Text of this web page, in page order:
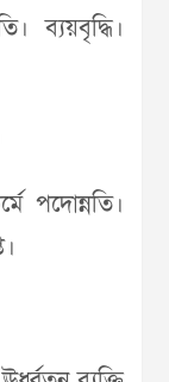
ব্যয়বৃদ্ধি।
পদোন্নতি।